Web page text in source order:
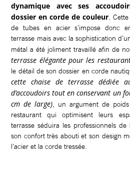
dynamique avec ses
dossier en corde de couleur .
de tubes en acier s’impose donc
terrasse mais avec la sophistication
métal a été joliment travaillé afin de
terrasse élégante pour les
le détail de son dossier en corde
cette chaise de terrasse dédiée
d’accoudoirs tout en conservant un
cm de large) , un argument de
restaurant qui optimisent leurs
terrasse séduira les professionnels
son confort très abouti et son design
l’acier et la corde tressée.